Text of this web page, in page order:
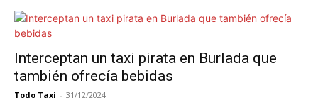
Interceptan un taxi pirata en Burlada que
también ofrecía bebidas
Todo Taxi - 31/12/2024